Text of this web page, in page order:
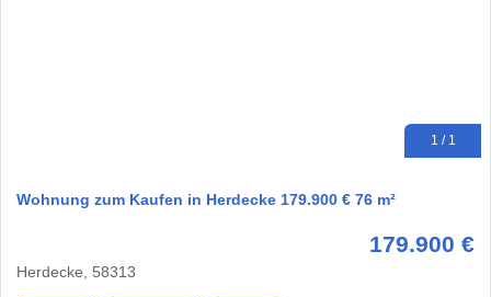
1 / 1
Wohnung zum Kaufen in Herdecke 179.900 € 76 m²
179.900 €
Herdecke, 58313